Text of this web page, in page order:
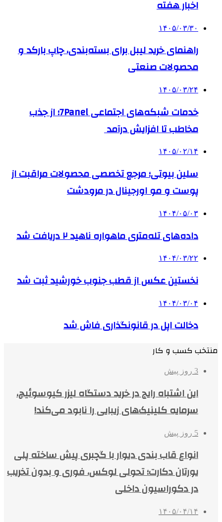
اخبار هفته
۱۴۰۵/۰۳/۳۰
راهنمای خرید لیبل برای بسته‌بندی، چاپ بارکد و
محصولات صنعتی
۱۴۰۵/۰۳/۲۴
خدمات شبکه‌های اجتماعی 7Panel؛ از جذب
مخاطب تا افزایش درآمد
۱۴۰۵/۰۲/۱۴
سلین بیوتی؛ مرجع تخصصی محصولات مراقبت از
پوست و مو اورجینال در مرودشت
۱۴۰۴/۰۵/۰۳
داده‌های تله‌متری ماهواره ناهید ۲ دریافت شد
۱۴۰۴/۰۳/۲۲
نخستین عکس از قطب جنوب خورشید ثبت شد
۱۴۰۴/۰۳/۰۴
دخالت اپل در قانونگذاری فاش شد
منتخب کسب و کار
3 روز پیش
این اشتباه رایج در خرید دستگاه لیزر کیوسوئیچ،
سرمایه کلینیک‌های زیبایی را نابود می‌کند!
5 روز پیش
انواع قاب بندی دیوار با گچبری پیش ساخته پلی
یورتان دکارت؛ تحولی لوکس، فوری و بدون تخریب
در دکوراسیون داخلی
۱۴۰۵/۰۴/۱۴